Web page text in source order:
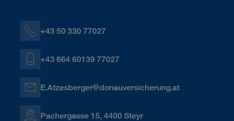
+43 50 330 77027
+43 664 60139 77027
E.Atzesberger@donauversicherung.at
Pachergasse 15, 4400 Steyr